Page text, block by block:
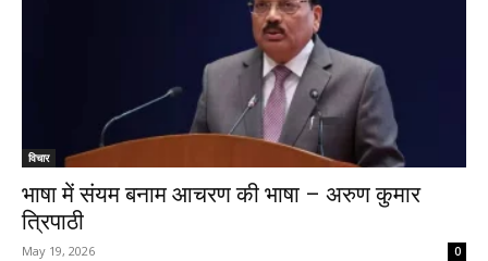
विचार
भाषा में संयम बनाम आचरण की भाषा – अरुण कुमार
त्रिपाठी
May 19, 2026 0